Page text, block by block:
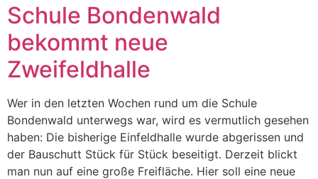
Schule Bondenwald
bekommt neue
Zweifeldhalle
Wer in den letzten Wochen rund um die Schule
Bondenwald unterwegs war, wird es vermutlich gesehen
haben: Die bisherige Einfeldhalle wurde abgerissen und
der Bauschutt Stück für Stück beseitigt. Derzeit blickt
man nun auf eine große Freifläche. Hier soll eine neue